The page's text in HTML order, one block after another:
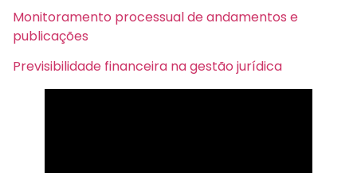
Monitoramento processual de andamentos e
publicações
Previsibilidade financeira na gestão jurídica